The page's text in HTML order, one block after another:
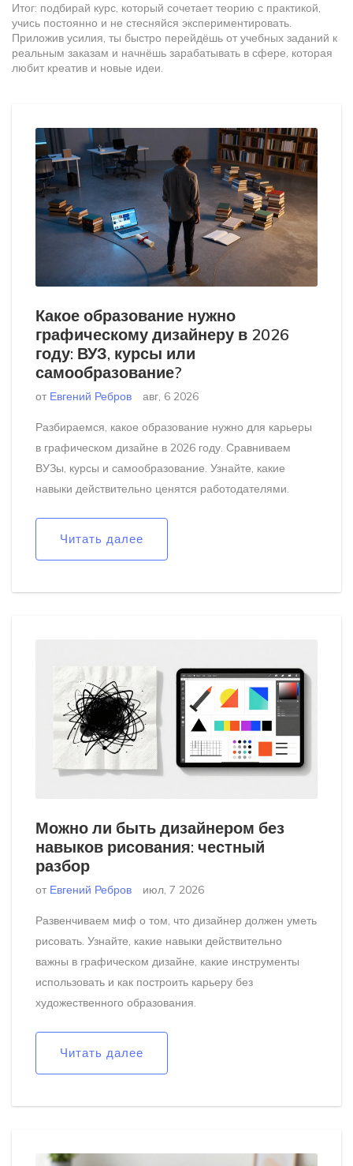
Итог: подбирай курс, который сочетает теорию с практикой,
учись постоянно и не стесняйся экспериментировать.
Приложив усилия, ты быстро перейдёшь от учебных заданий к
реальным заказам и начнёшь зарабатывать в сфере, которая
любит креатив и новые идеи.
Какое образование нужно
графическому дизайнеру в 2026
году: ВУЗ, курсы или
самообразование?
от Евгений Ребров авг, 6 2026
Разбираемся, какое образование нужно для карьеры
в графическом дизайне в 2026 году. Сравниваем
ВУЗы, курсы и самообразование. Узнайте, какие
навыки действительно ценятся работодателями.
Читать далее
Можно ли быть дизайнером без
навыков рисования: честный
разбор
от Евгений Ребров июл, 7 2026
Развенчиваем миф о том, что дизайнер должен уметь
рисовать. Узнайте, какие навыки действительно
важны в графическом дизайне, какие инструменты
использовать и как построить карьеру без
художественного образования.
Читать далее